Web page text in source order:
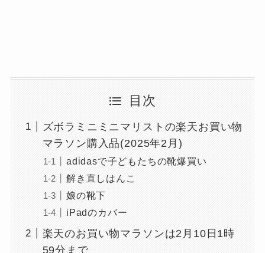
目次
ズボラミニミニマリストの楽天お買い物
マラソン購入品(2025年2月)
adidasで子どもたちの靴爆買い
解き直しはんこ
娘の靴下
iPadのカバー
楽天のお買い物マラソンは2月10日1時
59分まで